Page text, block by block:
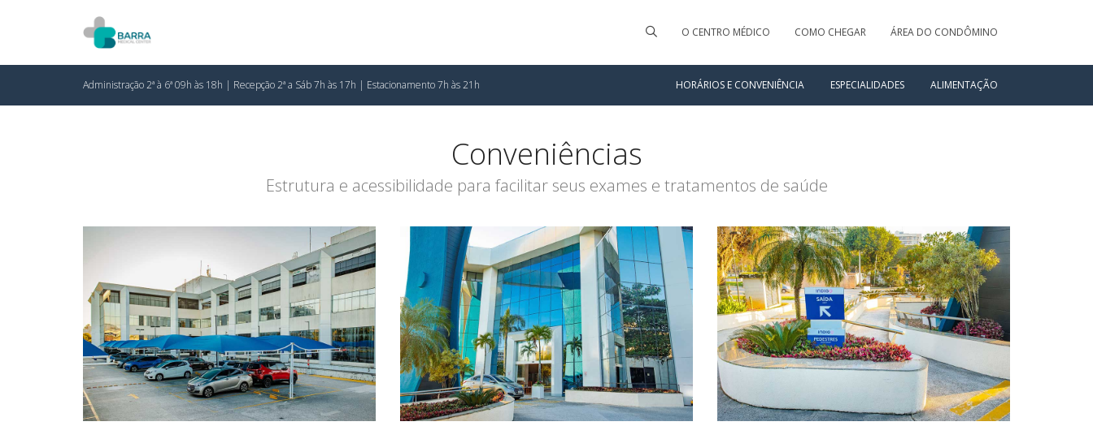
O CENTRO MÉDICO COMO CHEGAR ÁREA DO CONDÔMINO
Administração 2ª à 6ª 09h às 18h | Recepção 2ª a Sáb 7h às 17h | Estacionamento 7h às 21h HORÁRIOS E CONVENIÊNCIA ESPECIALIDADES ALIMENTAÇÃO
Conveniências
Estrutura e acessibilidade para facilitar seus exames e tratamentos de saúde